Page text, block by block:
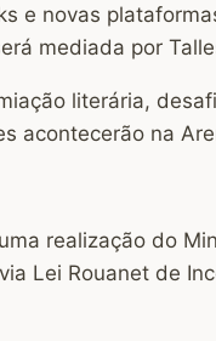
e novas
mediada por
literária,
acontecerão na
realização do
Lei Rouanet de